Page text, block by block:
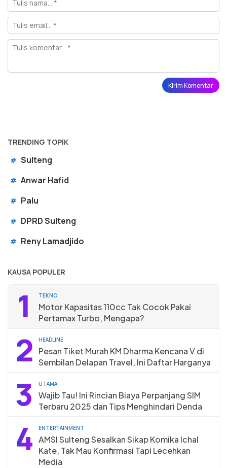
TRENDING TOPIK
# Sulteng
# Anwar Hafid
# Palu
# DPRD Sulteng
# Reny Lamadjido
KAUSA POPULER
1 TEKNO
Motor Kapasitas 110cc Tak Cocok Pakai
Pertamax Turbo, Mengapa?
2 HEADLINE
Pesan Tiket Murah KM Dharma Kencana V di
Sembilan Delapan Travel, Ini Daftar Harganya
3 UTAMA
Wajib Tau! Ini Rincian Biaya Perpanjang SIM
Terbaru 2025 dan Tips Menghindari Denda
4 ENTERTAINMENT
AMSI Sulteng Sesalkan Sikap Komika Ichal
Kate, Tak Mau Konfirmasi Tapi Lecehkan
Media